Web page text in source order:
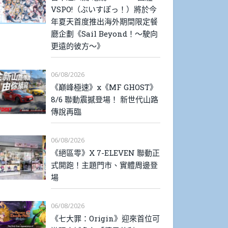
VSPO!（ぶいすぽっ！）將於今
年夏天首度推出海外期間限定餐
廳企劃《Sail Beyond！～駛向
更遠的彼方～》
06/08/2026
《巔峰極速》x《MF GHOST》
8/6 聯動震撼登場！ 新世代山路
傳說再臨
06/08/2026
《絕區零》X 7-ELEVEN 聯動正
式開跑！主題門市、實體周邊登
場
06/08/2026
《七大罪：Origin》迎來首位可